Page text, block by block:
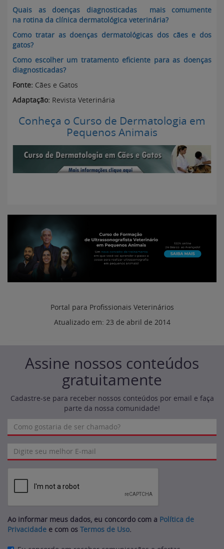
Quais as doenças diagnosticadas mais comumente
na rotina da clínica dermatológica veterinária?
Como tratar as doenças dermatológicas dos cães e dos
gatos?
Como escolher um tratamento eficiente para as doenças
diagnosticadas?
Fonte: Cães e Gatos
Adaptação: Revista Veterinária
Conheça o Curso de Dermatologia em
Pequenos Animais
Portal para Profissionais Veterinários
Atualizado em: 23 de abril de 2014
Assine nossos conteúdos
gratuitamente
Cadastre-se para receber nossos conteúdos por email e faça
parte da nossa comunidade!
Ao informar meus dados, eu concordo com a Política de
Privacidade e com os Termos de Uso.